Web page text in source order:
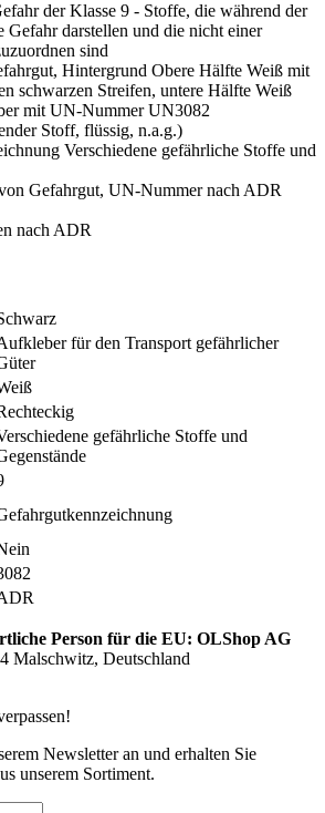
der Klasse 9 - Stoffe, die während der
Gefahr darstellen und die nicht einer
sind
Hintergrund Obere Hälfte Weiß mit
schwarzen Streifen, untere Hälfte Weiß
mit UN-Nummer UN3082
Stoff, flüssig, n.a.g.)
Verschiedene gefährliche Stoffe und
Gefahrgut, UN-Nummer nach ADR
nach ADR
für den Transport gefährlicher
gefährliche Stoffe und
Person für die EU: OLShop AG
Malschwitz, Deutschland
Newsletter an und erhalten Sie
unserem Sortiment.